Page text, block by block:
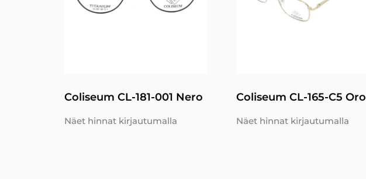
Coliseum CL-181-001 Nero
Näet hinnat kirjautumalla
Coliseum CL-165-C5 Oro
Näet hinnat kirjautumalla